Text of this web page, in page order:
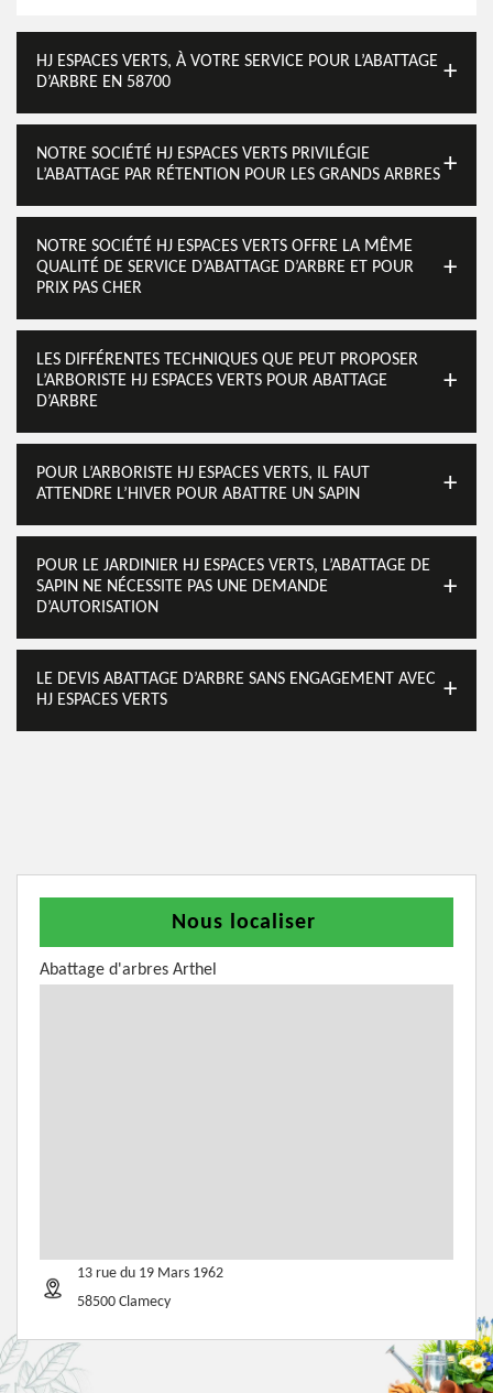
HJ ESPACES VERTS, À VOTRE SERVICE POUR L’ABATTAGE
D’ARBRE EN 58700
NOTRE SOCIÉTÉ HJ ESPACES VERTS PRIVILÉGIE
L’ABATTAGE PAR RÉTENTION POUR LES GRANDS ARBRES
NOTRE SOCIÉTÉ HJ ESPACES VERTS OFFRE LA MÊME
QUALITÉ DE SERVICE D’ABATTAGE D’ARBRE ET POUR
PRIX PAS CHER
LES DIFFÉRENTES TECHNIQUES QUE PEUT PROPOSER
L’ARBORISTE HJ ESPACES VERTS POUR ABATTAGE
D’ARBRE
POUR L’ARBORISTE HJ ESPACES VERTS, IL FAUT
ATTENDRE L’HIVER POUR ABATTRE UN SAPIN
POUR LE JARDINIER HJ ESPACES VERTS, L’ABATTAGE DE
SAPIN NE NÉCESSITE PAS UNE DEMANDE
D’AUTORISATION
LE DEVIS ABATTAGE D’ARBRE SANS ENGAGEMENT AVEC
HJ ESPACES VERTS
Nous localiser
Abattage d'arbres Arthel
13 rue du 19 Mars 1962
58500 Clamecy